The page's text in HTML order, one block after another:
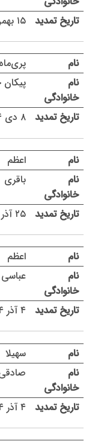
۱۵ بهمن ۱۴۰۴
پری‌ماه
۸ دی ۱۴۰۴
اعظم
باقری
۲۵ آذر ۱۴۰۴
اعظم
عباسی
۴ آذر ۱۴۰۴
سهیلا
۴ آذر ۱۴۰۴